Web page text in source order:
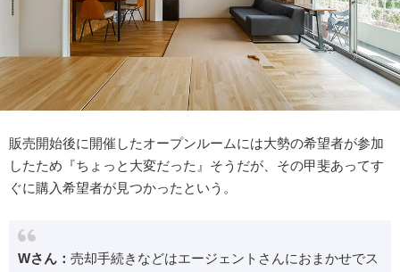
販売開始後に開催したオープンルームには大勢の希望者が参加
したため『ちょっと大変だった』そうだが、その甲斐あってす
ぐに購入希望者が見つかったという。
Wさん： 売却手続きなどはエージェントさんにおまかせでス